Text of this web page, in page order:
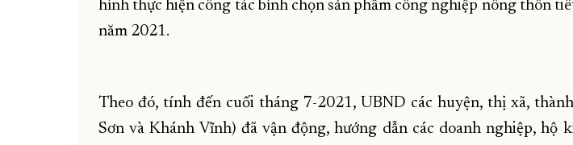
hình thực hiện công tác bình chọn sản phẩm công nghiệp nông thôn
năm 2021.
Theo đó, tính đến cuối tháng 7-2021, UBND các huyện, thị xã,
Sơn và Khánh Vĩnh) đã vận động, hướng dẫn các doanh nghiệp, hộ